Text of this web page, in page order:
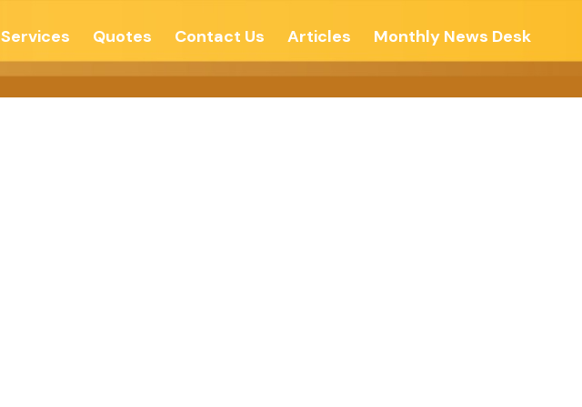
Services Quotes Contact Us Articles Monthly News Desk